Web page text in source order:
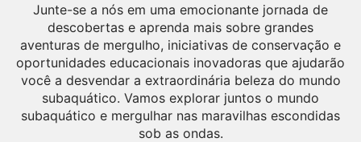
Junte-se a nós em uma emocionante jornada de
descobertas e aprenda mais sobre grandes
aventuras de mergulho, iniciativas de conservação e
oportunidades educacionais inovadoras que ajudarão
você a desvendar a extraordinária beleza do mundo
subaquático. Vamos explorar juntos o mundo
subaquático e mergulhar nas maravilhas escondidas
sob as ondas.